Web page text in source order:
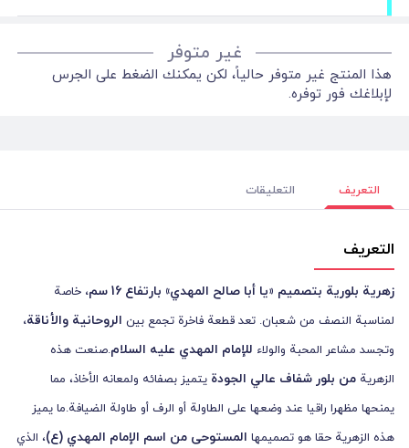
غير متوفر
هذا المنتج غير متوفر حالياً، لكن يمكنك الضغط على الجرس
لإبلاغك فور توفره.
التعريف التعليقات
التعريف
زهرية بلورية بتصميم «يا أبا صالح المهدي» بارتفاع 16 سم،
خاصة
لمناسبة النصف من شعبان. تعد قطعة فاخرة تجمع بين الروحانية والأناقة،
وتجسد مشاعر المحبة والولاء للإمام المهدي عليه السلام.صنعت هذه
الزهرية من بلور شفاف عالي الجودة يتميز بصفائه ولمعانه الأخاذ، مما
يمنحها مظهرا راقيا عند وضعها على الطاولة أو الرف أو طاولة الضيافة.ما يميز
هذه الزهرية حقا هو تصميمها المستوحى من اسم الإمام المهدي (ع)، الذي